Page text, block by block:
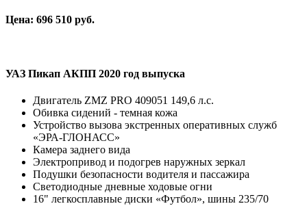
Цена: 696 510 руб.
УАЗ Пикап АКПП 2020 год выпуска
Двигатель ZMZ PRO 409051 149,6 л.с.
Обивка сидений - темная кожа
Устройство вызова экстренных оперативных служб
«ЭРА-ГЛОНАСС»
Камера заднего вида
Электропривод и подогрев наружных зеркал
Подушки безопасности водителя и пассажира
Светодиодные дневные ходовые огни
16" легкосплавные диски «Футбол», шины 235/70